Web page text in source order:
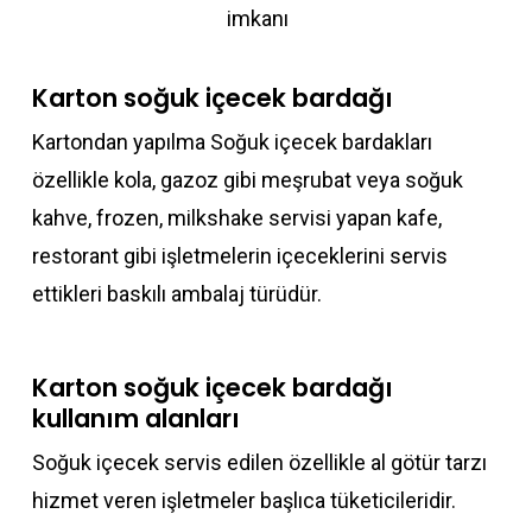
imkanı
Karton soğuk içecek bardağı
Kartondan yapılma Soğuk içecek bardakları
özellikle kola, gazoz gibi meşrubat veya soğuk
kahve, frozen, milkshake servisi yapan kafe,
restorant gibi işletmelerin içeceklerini servis
ettikleri baskılı ambalaj türüdür.
Karton soğuk içecek bardağı
kullanım alanları
Soğuk içecek servis edilen özellikle al götür tarzı
hizmet veren işletmeler başlıca tüketicileridir.